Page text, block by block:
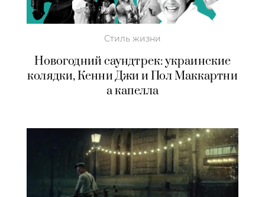
Стиль жизни
Новогодний саундтрек: украинские
колядки, Кенни Джи и Пол Маккартни
а капелла